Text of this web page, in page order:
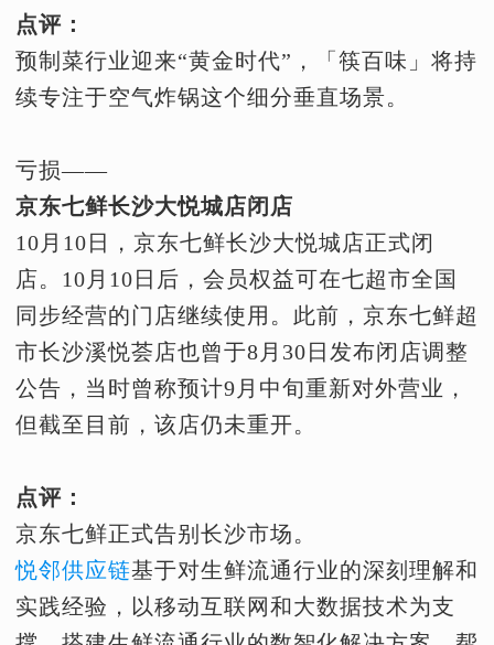
点评：
预制菜行业迎来“黄金时代”，「筷百味」将持
续专注于空气炸锅这个细分垂直场景。
亏损——
京东七鲜长沙大悦城店闭店
10月10日，京东七鲜长沙大悦城店正式闭
店。10月10日后，会员权益可在七超市全国
同步经营的门店继续使用。此前，京东七鲜超
市长沙溪悦荟店也曾于8月30日发布闭店调整
公告，当时曾称预计9月中旬重新对外营业，
但截至目前，该店仍未重开。
点评：
京东七鲜正式告别长沙市场。
悦邻供应链基于对生鲜流通行业的深刻理解和
实践经验，以移动互联网和大数据技术为支